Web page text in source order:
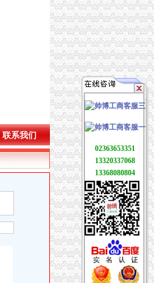
联系我们
02363653351
13320337068
13368080804